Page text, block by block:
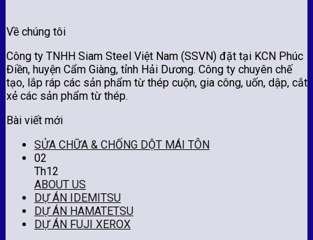
Về chúng tôi
Công ty TNHH Siam Steel Việt Nam (SSVN) đặt tại KCN Phúc
Điền, huyện Cẩm Giàng, tỉnh Hải Dương. Công ty chuyên chế
tạo, lắp ráp các sản phẩm từ thép cuộn, gia công, uốn, dập, cắt
xẻ các sản phẩm từ thép.
Bài viết mới
SỬA CHỮA & CHỐNG DỘT MÁI TÔN
02
Th12
ABOUT US
DỰ ÁN IDEMITSU
DỰ ÁN HAMATETSU
DỰ ÁN FUJI XEROX